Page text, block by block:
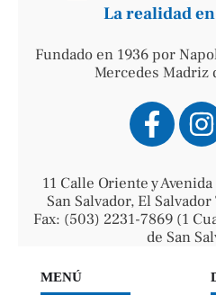
La realidad
Fundado en 1936 por
Mercedes Madriz
11 Calle Oriente y
San Salvador, El
Fax: (503) 2231-7869 (1
de San
MENÚ